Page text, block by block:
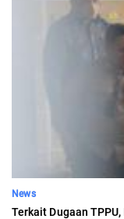
News
Terkait Dugaan